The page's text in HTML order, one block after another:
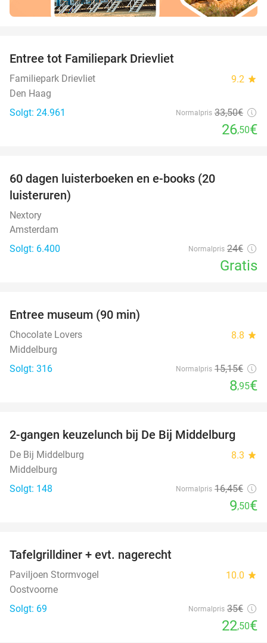
Entree tot Familiepark Drievliet
Familiepark Drievliet 9.2 star
Den Haag
Solgt: 24.961
Normalpris 33,50€
26,50€
60 dagen luisterboeken en e-books (20
luisteruren)
Nextory
Amsterdam
Solgt: 6.400
Normalpris 24€
Gratis
Entree museum (90 min)
Chocolate Lovers 8.8 star
Middelburg
Solgt: 316
Normalpris 15,15€
8,95€
42%
2-gangen keuzelunch bij De Bij Middelburg
De Bij Middelburg 8.3 star
Middelburg
Solgt: 148
Normalpris 16,45€
9,50€
Tafelgrilldiner + evt. nagerecht
Paviljoen Stormvogel 10.0 star
Oostvoorne
Solgt: 69
Normalpris 35€
22,50€